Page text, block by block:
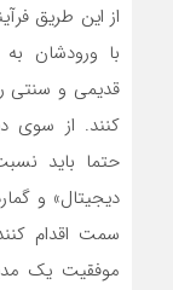
از این طریق
با ورودشان
قدیمی و سنتی
کنند. از سوی
حتما باید
دیجیتال» و
سمت اقدام
موفقیت یک